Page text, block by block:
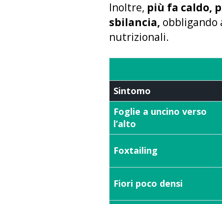
Inoltre, più fa caldo,
sbilancia, obbligando
nutrizionali.
Sintomo
Foglie a uncino verso
l’alto
Foxtailing
Fiori poco densi